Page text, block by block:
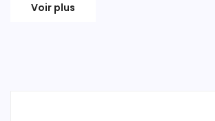
Voir plus